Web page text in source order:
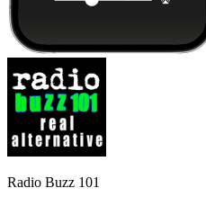
Radio Buzz 101